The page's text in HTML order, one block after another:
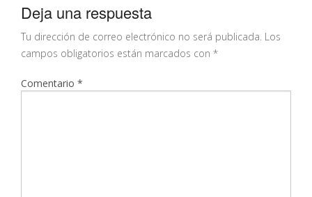
Deja una respuesta
Tu dirección de correo electrónico no será publicada. Los
campos obligatorios están marcados con *
Comentario *